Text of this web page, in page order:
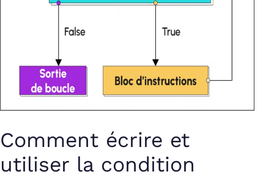
Comment écrire et
utiliser la condition